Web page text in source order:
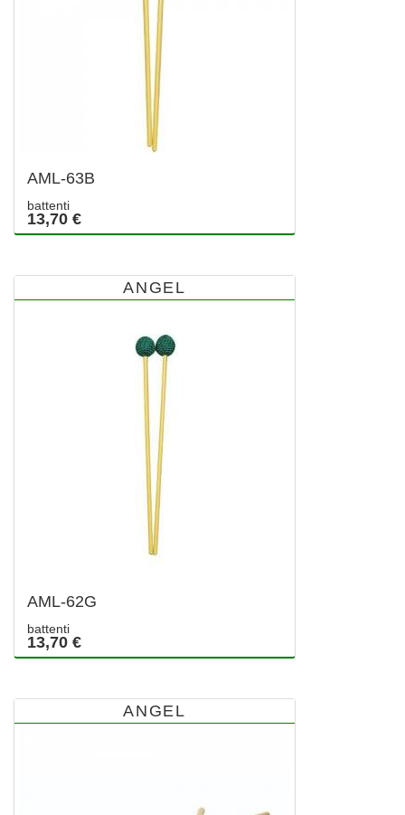
AML-63B
battenti
13,70 €
ANGEL
AML-62G
battenti
13,70 €
ANGEL